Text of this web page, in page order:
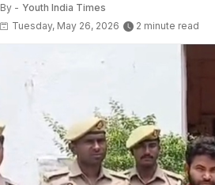
By - Youth India Times
Tuesday, May 26, 2026
2 minute read